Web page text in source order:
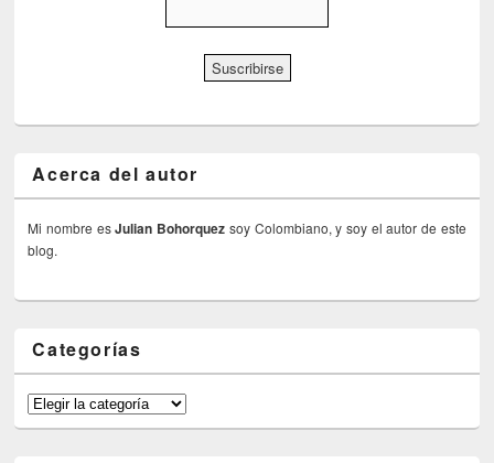
Acerca del autor
Mi nombre esJulian Bohorquez soy Colombiano, y soy el autor de este
blog.
Categorías
Categorías